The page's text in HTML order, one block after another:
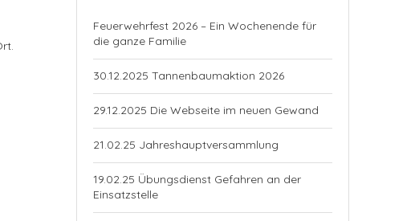
Feuerwehrfest 2026 – Ein Wochenende für
die ganze Familie
30.12.2025 Tannenbaumaktion 2026
29.12.2025 Die Webseite im neuen Gewand
21.02.25 Jahreshauptversammlung
19.02.25 Übungsdienst Gefahren an der
Einsatzstelle